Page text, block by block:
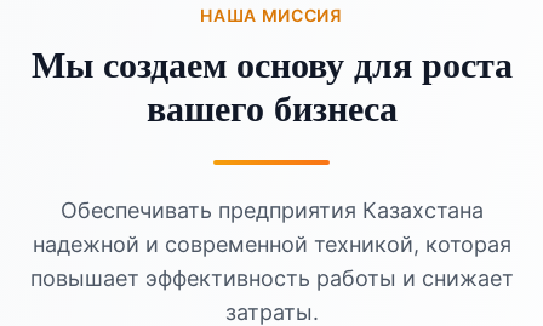
НАША МИССИЯ
Мы создаем основу для роста
вашего бизнеса
Обеспечивать предприятия Казахстана
надежной и современной техникой, которая
повышает эффективность работы и снижает
затраты.